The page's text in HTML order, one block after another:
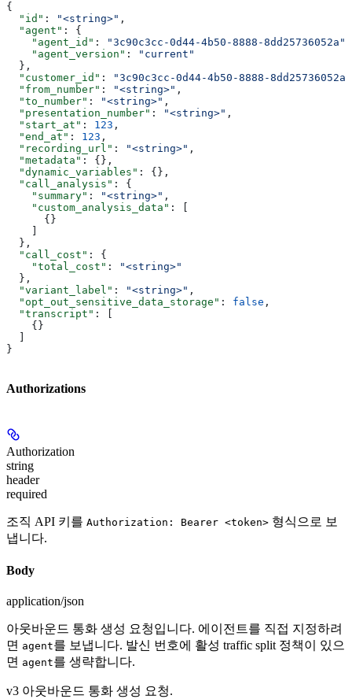
{
  "id"
: "<string>" ,
  "agent"
: {
    "agent_id"
: "3c90c3cc-0d44-4b50-8888-8dd25736052a"
    "agent_version"
:
"current"
  },
  "customer_id"
:
"3c90c3cc-0d44-4b50-8888-8dd25736052a"
  "from_number"
: "<string>" ,
  "to_number"
: "<string>" ,
  "presentation_number"
: "<string>" ,
  "start_at"
: 123 ,
  "end_at"
: 123 ,
  "recording_url"
: "<string>" ,
  "metadata"
: {},
  "dynamic_variables"
: {},
  "call_analysis"
: {
    "summary"
: "<string>" ,
    "custom_analysis_data"
: [
      {}
  },
  "call_cost"
: {
    "total_cost"
:
"<string>"
  },
  "variant_label"
: "<string>" ,
  "opt_out_sensitive_data_storage"
: false ,
  "transcript"
: [
    {}
}
Authorizations
Authorization
string
header
required
조직 API 키를 Authorization: Bearer <token> 형식으로 보
냅니다.
Body
application/json
아웃바운드 통화 생성 요청입니다. 에이전트를 직접 지정하려
면 agent를 보냅니다. 발신 번호에 활성 traffic split 정책이 있으
면 agent를 생략합니다.
v3 아웃바운드 통화 생성 요청.